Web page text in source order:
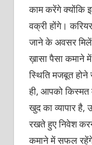
काम करेंगे क्योंकि
वक्री होंगे।
जाने के अवसर
ख़ासा पैसा कमाने
स्थिति मजबूत
ही, आपको किस्मत
खुद का व्यापार है,
रखते हुए निवेश
कमाने में सफल